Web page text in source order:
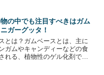
ものが使用されることが多い
ベースは、主に...
の中でも注目すべきはガム
ガーグッタ！
とは？ガムベースとは、主に
ガムやキャンディーなどの食
れる、植物性のゲル化剤で